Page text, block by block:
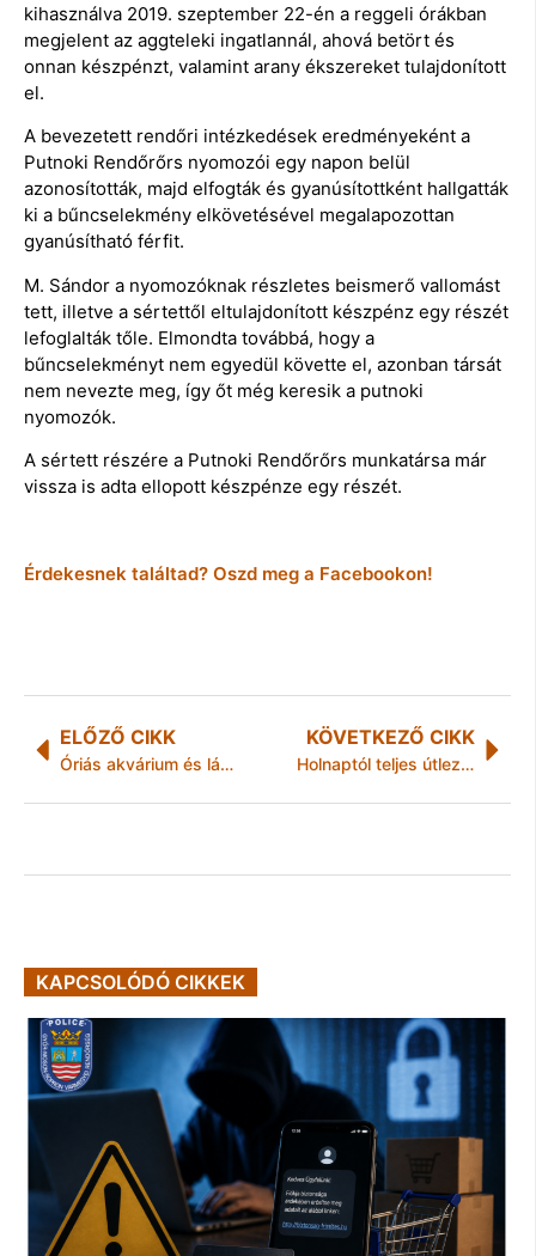
kihasználva 2019. szeptember 22-én a reggeli órákban
megjelent az aggteleki ingatlannál, ahová betört és
onnan készpénzt, valamint arany ékszereket tulajdonított
el.
A bevezetett rendőri intézkedések eredményeként a
Putnoki Rendőrőrs nyomozói egy napon belül
azonosították, majd elfogták és gyanúsítottként hallgatták
ki a bűncselekmény elkövetésével megalapozottan
gyanúsítható férfit.
M. Sándor a nyomozóknak részletes beismerő vallomást
tett, illetve a sértettől eltulajdonított készpénz egy részét
lefoglalták tőle. Elmondta továbbá, hogy a
bűncselekményt nem egyedül követte el, azonban társát
nem nevezte meg, így őt még keresik a putnoki
nyomozók.
A sértett részére a Putnoki Rendőrőrs munkatársa már
vissza is adta ellopott készpénze egy részét.
Érdekesnek találtad? Oszd meg a Facebookon!
ELŐZŐ CIKK
Óriás akvárium és látványkonyha a „Kapj rá!” standján
KÖVETKEZŐ CIKK
Holnaptól teljes útlezárás a 26-os számú főúton
KAPCSOLÓDÓ CIKKEK